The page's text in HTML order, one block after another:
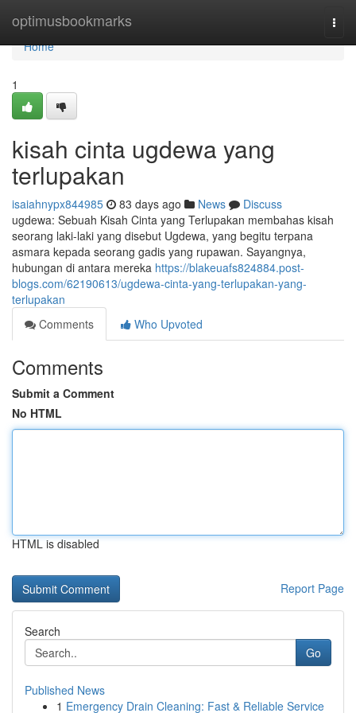
optimusbookmarks
Home
Home
1
kisah cinta ugdewa yang
terlupakan
isaiahnypx844985 83 days ago News
Discuss
ugdewa: Sebuah Kisah Cinta yang Terlupakan membahas kisah
seorang laki-laki yang disebut Ugdewa, yang begitu terpana
asmara kepada seorang gadis yang rupawan. Sayangnya,
hubungan di antara mereka https://blakeuafs824884.post-
blogs.com/62190613/ugdewa-cinta-yang-terlupakan-yang-
terlupakan
Comments
Who Upvoted
Comments
Submit a Comment
No HTML
HTML is disabled
Report Page
Search
Go
Published News
1 Emergency Drain Cleaning: Fast & Reliable Service